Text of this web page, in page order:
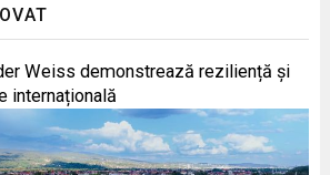
Weiss demonstrează reziliență și
internațională